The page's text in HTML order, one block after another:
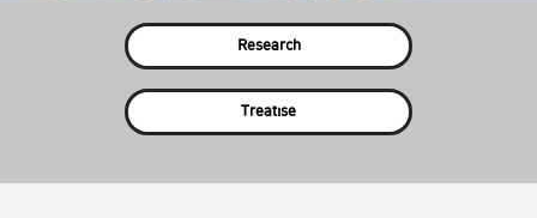
Research
Treatise